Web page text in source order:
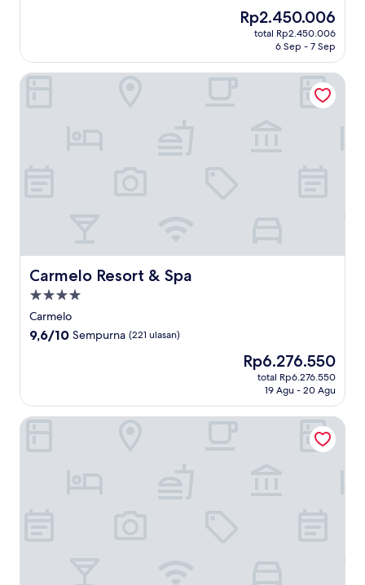
(24
ulasan)
Harga
sekarang
Rp2.450.006
Rp2.450.006
total Rp2.450.006
6 Sep - 7 Sep
Carmelo Resort & Spa
Carmelo Resort & Spa
Properti
bintang
4.0
Carmelo
9.6
ulasan)
9,6/10 Sempurna (221 ulasan)
Harga
sekarang
Rp6.276.550
Rp6.276.550
total Rp6.276.550
19 Agu - 20 Agu
Carmelo Resort & Spa
Hotel Boutique Los Muelles